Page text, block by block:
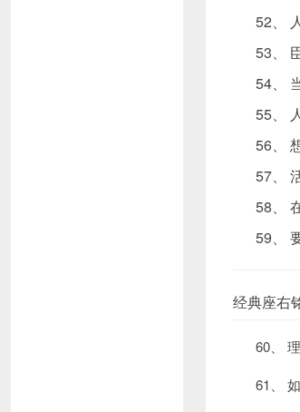
52、
53、
54、
55、
56、
57、
58、
59、
经典座右
60、
61、